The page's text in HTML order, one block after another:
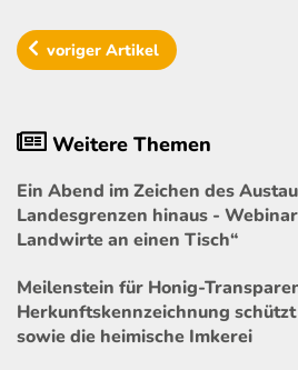
vorigerArtikel
Weitere Themen
Ein Abend im Zeichen des
Landesgrenzen hinaus -
Landwirte an einen Tisch“
Meilenstein für Honig-
Herkunftskennzeichnung
sowie die heimische Imkerei